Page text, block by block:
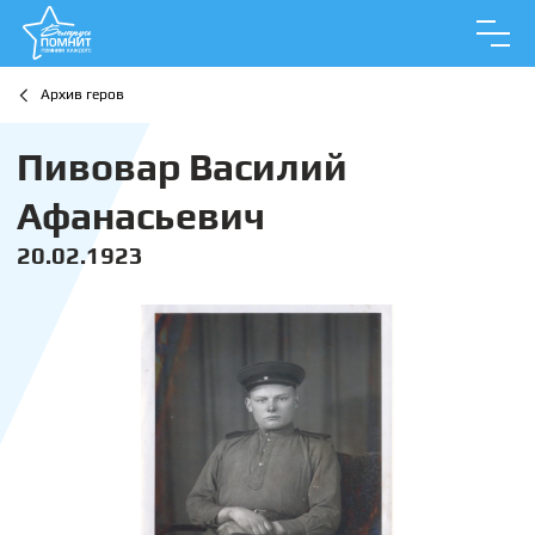
Архив геров
Пивовар Василий
Афанасьевич
20.02.1923